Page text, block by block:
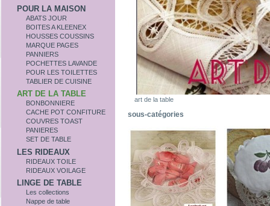
POUR LA MAISON
ABATS JOUR
BOITES A KLEENEX
HOUSSES COUSSINS
MARQUE PAGES
PANNIERS
POCHETTES LAVANDE
POUR LES TOILETTES
TABLIER DE CUISINE
ART DE LA TABLE
BONBONNIERE
CACHE POT CONFITURE
COUVRES TOAST
PANIERES
SET DE TABLE
LES RIDEAUX
RIDEAUX TOILE
RIDEAUX VOILAGE
LINGE DE TABLE
Les collections
Nappe de table
art de la table
sous-catégories